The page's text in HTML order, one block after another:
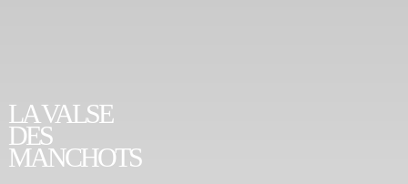
LA VALSE
DES
MANCHOTS